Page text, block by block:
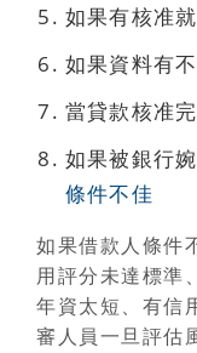
如果有核准
如果資料有
當貸款核准
如果被銀行
條件不佳
如果借款人條件
用評分未達標準
年資太短、有信
審人員一旦評估